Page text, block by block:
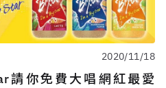
2020/11/18
請你免費大唱網紅最愛